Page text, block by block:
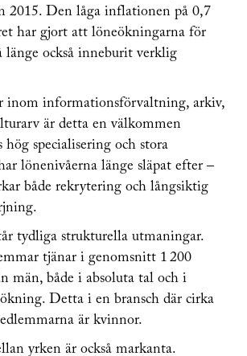
2015. Den låga inflationen på 0,7
har gjort att löneökningarna för
länge också inneburit verklig
inom informationsförvaltning, arkiv,
är detta en välkommen
specialisering och stora
lönenivåerna länge släpat efter –
både rekrytering och långsiktig
tydliga strukturella utmaningar.
tjänar i genomsnitt 1 200
män, både i absoluta tal och i
Detta i en bransch där cirka
är kvinnor.
yrken är också markanta.